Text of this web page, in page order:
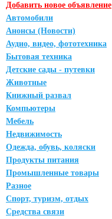
Добавить новое объявление
Автомобили
Анонсы (Новости)
Аудио, видео, фототехника
Бытовая техника
Детские сады - путевки
Животные
Книжный развал
Компьютеры
Мебель
Недвижимость
Одежда, обувь, коляски
Продукты питания
Промышленные товары
Разное
Спорт, туризм, отдых
Средства связи